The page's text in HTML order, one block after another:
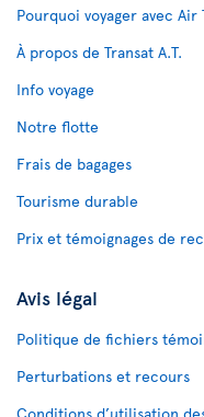
Pourquoi voyager avec Air
À propos de Transat A.T.
Info voyage
Notre flotte
Frais de bagages
Tourisme durable
Prix et témoignages de
Avis légal
Politique de fichiers
Perturbations et recours